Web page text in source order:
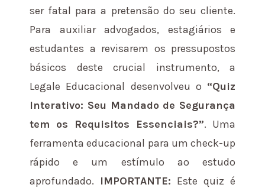
ser fatal para a pretensão do seu cliente.
Para auxiliar advogados, estagiários e
estudantes a revisarem os pressupostos
básicos deste crucial instrumento, a
Legale Educacional desenvolveu o “Quiz
Interativo: Seu Mandado de Segurança
tem os Requisitos Essenciais?”. Uma
ferramenta educacional para um check-up
rápido e um estímulo ao estudo
aprofundado. IMPORTANTE: Este quiz é